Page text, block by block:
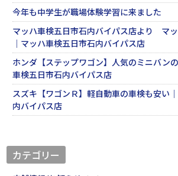
今年も中学生が職場体験学習に来ました
マッハ車検五日市石内バイパス店より マ
｜マッハ車検五日市石内バイパス店
ホンダ【ステップワゴン】人気のミニバン
車検五日市石内バイパス店
スズキ【ワゴンＲ】軽自動車の車検も安い
内バイパス店
カテゴリー